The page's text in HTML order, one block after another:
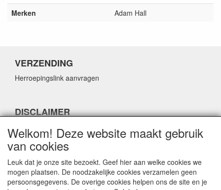
Merken
Adam Hall
VERZENDING
Herroepingslink aanvragen
DISCLAIMER
Herroepingslink aanvragen
Welkom! Deze website maakt gebruik
van cookies
Leuk dat je onze site bezoekt. Geef hier aan welke cookies we
mogen plaatsen. De noodzakelijke cookies verzamelen geen
persoonsgegevens. De overige cookies helpen ons de site en je